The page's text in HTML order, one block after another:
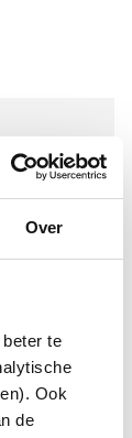
Over
te
Ook
de